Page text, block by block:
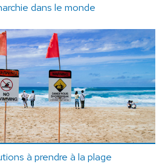
dans le monde
à prendre à la plage